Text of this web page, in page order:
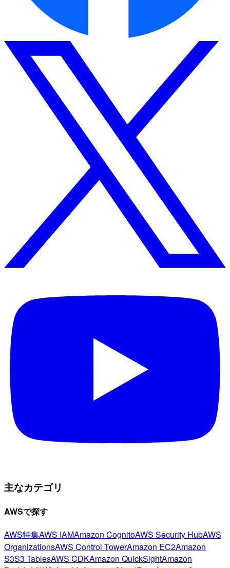
主なカテゴリ
AWSで探す
AWS特集AWS IAMAmazon CognitoAWS Security HubAWS
OrganizationsAWS Control TowerAmazon EC2Amazon
S3S3 TablesAWS CDKAmazon QuickSightAmazon